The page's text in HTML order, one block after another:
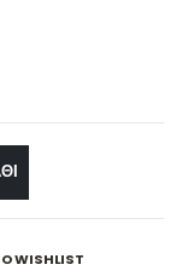
WISHLIST